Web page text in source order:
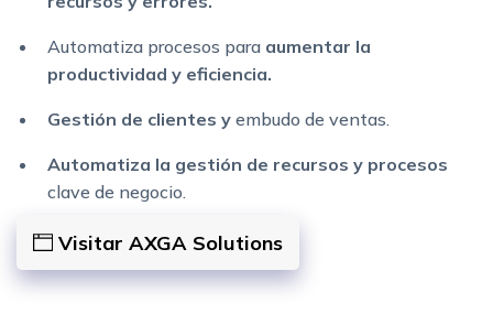
Automatiza procesos para aumentar la
productividad y eficiencia.
Gestión de clientes y embudo de ventas.
Automatiza la gestión de recursos y procesos
clave de negocio.
Visitar AXGA Solutions